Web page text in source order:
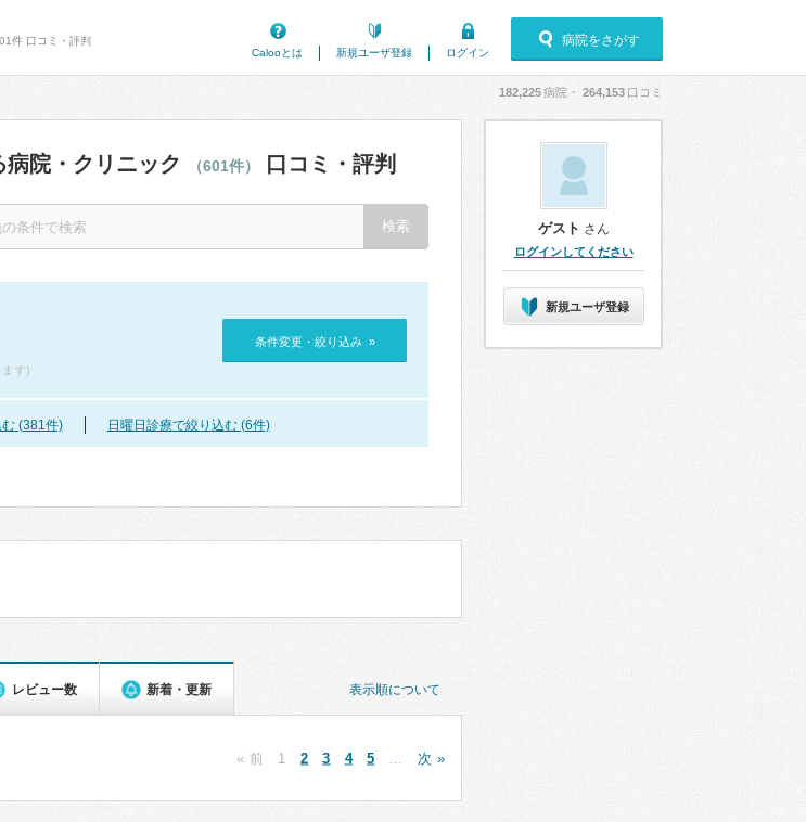
件 口コミ・評判
Calooとは
新規ユーザ登録 ログイン
病院をさがす
182,225病院・ 264,153 口コミ
院・クリニック （601件） 口コミ・評判
す)
条件変更・絞り込み »
(381件) 日曜日診療で絞り込む (6件)
表示順について
レビュー数 新着・更新
« 前 1 2 3 4 5 次 »
ゲスト さん
ログインしてください
新規ユーザ登録